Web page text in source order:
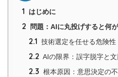
1 はじめに
2 問題：AIに丸投げすると何
2.1 技術選定を任せる危険性
2.2 AIの限界：誤字脱字と
2.3 根本原因：意思決定の